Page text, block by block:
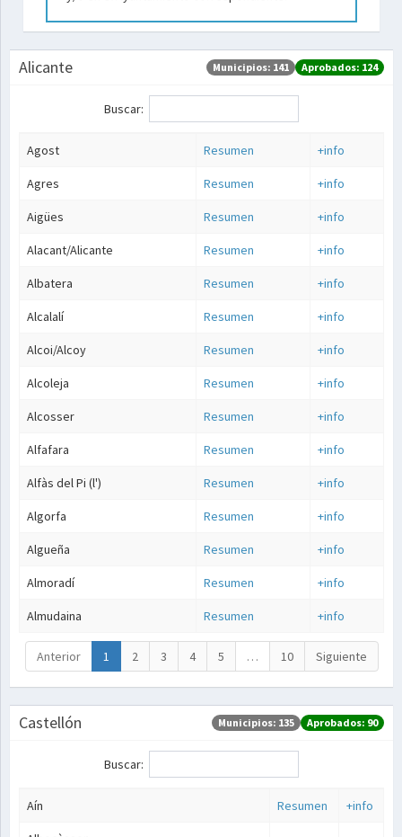
Alicante Aprobados: 124
Municipios: 141
Buscar:
Agost Resumen +info
Agres Resumen +info
Aigües Resumen +info
Alacant/Alicante Resumen +info
Albatera Resumen +info
Alcalalí Resumen +info
Alcoi/Alcoy Resumen +info
Alcoleja Resumen +info
Alcosser Resumen +info
Alfafara Resumen +info
Alfàs del Pi (l') Resumen +info
Algorfa Resumen +info
Algueña Resumen +info
Almoradí Resumen +info
Almudaina Resumen +info
Anterior 1 2 3 4 5 … 10 Siguiente
Castellón Aprobados: 90
Municipios: 135
Buscar:
Aín Resumen +info